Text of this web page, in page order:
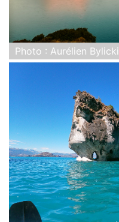
Photo : Aurélien Bylicki